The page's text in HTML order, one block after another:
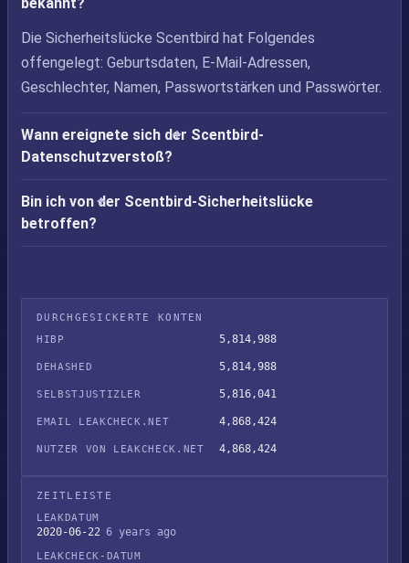
Die Sicherheitslücke Scentbird hat Folgendes
offengelegt: Geburtsdaten, E-Mail-Adressen,
Geschlechter, Namen, Passwortstärken und Passwörter.
Wann ereignete sich der Scentbird-
Datenschutzverstoß?
Bin ich von der Scentbird-Sicherheitslücke
betroffen?
DURCHGESICKERTE KONTEN
HIBP
5,814,988
DEHASHED 5,814,988
SELBSTJUSTIZLER 5,816,041
EMAIL LEAKCHECK.NET 4,868,424
NUTZER VON LEAKCHECK.NET 4,868,424
ZEITLEISTE
LEAKDATUM
2020-06-22 6 years ago
LEAKCHECK-DATUM